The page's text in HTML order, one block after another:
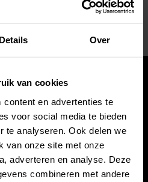
Details Over
van cookies
en advertenties te
voor social media te bieden
te analyseren. Ook delen we
van onze site met onze
adverteren en analyse. Deze
combineren met andere
Abonneer